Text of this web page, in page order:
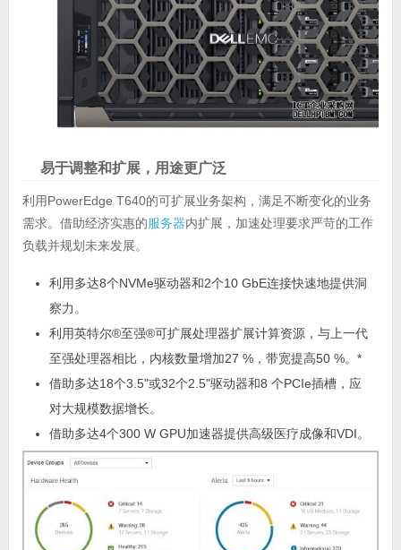
易于调整和扩展，用途更广泛
利用PowerEdge T640的可扩展业务架构，满足不断变化的业务
需求。借助经济实惠的服务器内扩展，加速处理要求严苛的工作
负载并规划未来发展。
利用多达8个NVMe驱动器和2个10 GbE连接快速地提供洞
察力。
利用英特尔®至强®可扩展处理器扩展计算资源，与上一代
至强处理器相比，内核数量增加27 %，带宽提高50 %。*
借助多达18个3.5"或32个2.5"驱动器和8 个PCIe插槽，应
对大规模数据增长。
借助多达4个300 W GPU加速器提供高级医疗成像和VDI。